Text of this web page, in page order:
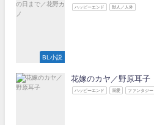
BL小説
ハッピーエンド 獣人／人外
花嫁のカヤ／野原耳子
ハッピーエンド 溺愛 ファンタジー